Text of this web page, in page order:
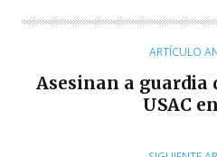
T
ARTÍCULO
Asesinan a guardia
USAC